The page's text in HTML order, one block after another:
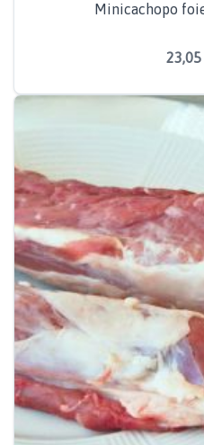
Minicachopo